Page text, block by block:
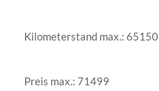
Kilometerstand max.: 65150
Preis max.: 71499